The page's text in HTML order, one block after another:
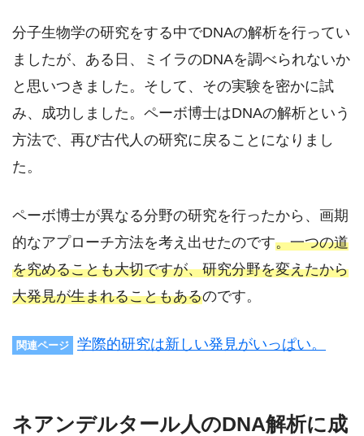
分子生物学の研究をする中でDNAの解析を行ってい
ましたが、ある日、ミイラのDNAを調べられないか
と思いつきました。そして、その実験を密かに試
み、成功しました。ペーボ博士はDNAの解析という
方法で、再び古代人の研究に戻ることになりまし
た。
ペーボ博士が異なる分野の研究を行ったから、画期
的なアプローチ方法を考え出せたのです。一つの道
を究めることも大切ですが、研究分野を変えたから
大発見が生まれることもあるのです。
関連ページ 学際的研究は新しい発見がいっぱい。
ネアンデルタール人のDNA解析に成